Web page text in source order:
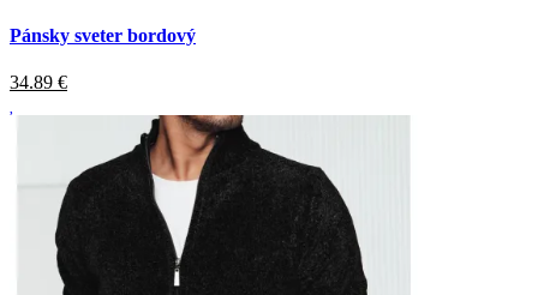
Pánsky sveter bordový
34.89 €